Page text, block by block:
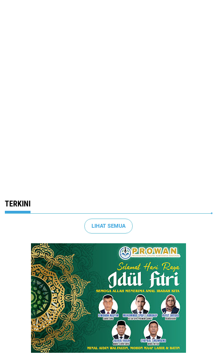
TERKINI
LIHAT SEMUA